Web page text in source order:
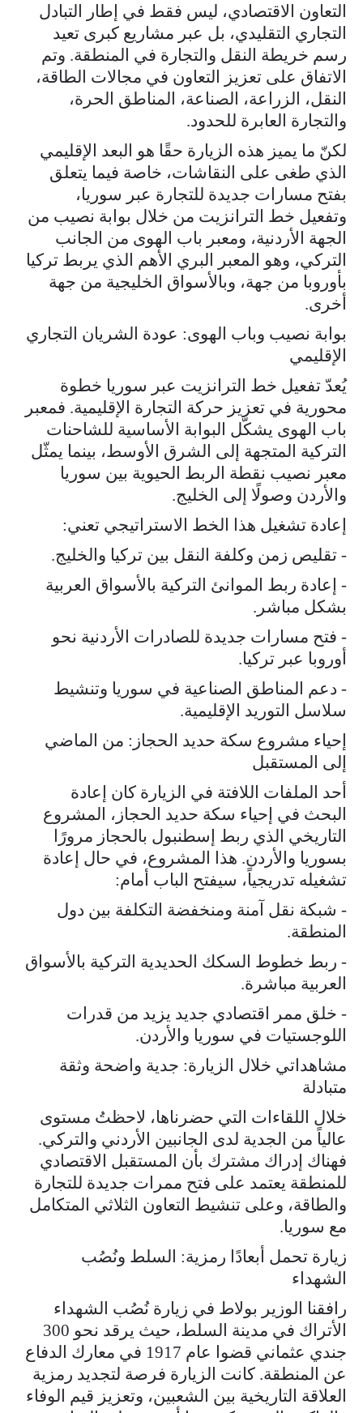
التعاون الاقتصادي، ليس فقط في إطار التبادل
التجاري التقليدي، بل عبر مشاريع كبرى تعيد
رسم خريطة النقل والتجارة في المنطقة. وتم
الاتفاق على تعزيز التعاون في مجالات الطاقة،
النقل، الزراعة، الصناعة، المناطق الحرة،
والتجارة العابرة للحدود.
لكنّ ما يميز هذه الزيارة حقًا هو البعد الإقليمي
الذي طغى على النقاشات، خاصة فيما يتعلق
بفتح مسارات جديدة للتجارة عبر سوريا،
وتفعيل خط الترانزيت من خلال بوابة نصيب من
الجهة الأردنية، ومعبر باب الهوى من الجانب
التركي، وهو المعبر البري الأهم الذي يربط تركيا
بأوروبا من جهة، وبالأسواق الخليجية من جهة
أخرى.
بوابة نصيب وباب الهوى: عودة الشريان التجاري
الإقليمي
يُعدّ تفعيل خط الترانزيت عبر سوريا خطوة
محورية في تعزيز حركة التجارة الإقليمية. فمعبر
باب الهوى يشكّل البوابة الأساسية للشاحنات
التركية المتجهة إلى الشرق الأوسط، بينما يمثّل
معبر نصيب نقطة الربط الحيوية بين سوريا
والأردن وصولًا إلى الخليج.
إعادة تشغيل هذا الخط الاستراتيجي تعني:
- تقليص زمن وكلفة النقل بين تركيا والخليج.
- إعادة ربط الموانئ التركية بالأسواق العربية
بشكل مباشر.
- فتح مسارات جديدة للصادرات الأردنية نحو
أوروبا عبر تركيا.
- دعم المناطق الصناعية في سوريا وتنشيط
سلاسل التوريد الإقليمية.
إحياء مشروع سكة حديد الحجاز: من الماضي
إلى المستقبل
أحد الملفات اللافتة في الزيارة كان إعادة
البحث في إحياء سكة حديد الحجاز، المشروع
التاريخي الذي ربط إسطنبول بالحجاز مرورًا
بسوريا والأردن. هذا المشروع، في حال إعادة
تشغيله تدريجياً، سيفتح الباب أمام:
- شبكة نقل آمنة ومنخفضة التكلفة بين دول
المنطقة.
- ربط خطوط السكك الحديدية التركية بالأسواق
العربية مباشرة.
- خلق ممر اقتصادي جديد يزيد من قدرات
اللوجستيات في سوريا والأردن.
مشاهداتي خلال الزيارة: جدية واضحة وثقة
متبادلة
خلال اللقاءات التي حضرناها، لاحظتُ مستوى
عالياً من الجدية لدى الجانبين الأردني والتركي.
فهناك إدراك مشترك بأن المستقبل الاقتصادي
للمنطقة يعتمد على فتح ممرات جديدة للتجارة
والطاقة، وعلى تنشيط التعاون الثلاثي المتكامل
مع سوريا.
زيارة تحمل أبعادًا رمزية: السلط ونُصُب
الشهداء
رافقنا الوزير بولاط في زيارة نُصُب الشهداء
الأتراك في مدينة السلط، حيث يرقد نحو 300
جندي عثماني قضوا عام 1917 في معارك الدفاع
عن المنطقة. كانت الزيارة فرصة لتجديد رمزية
العلاقة التاريخية بين الشعبين، وتعزيز قيم الوفاء